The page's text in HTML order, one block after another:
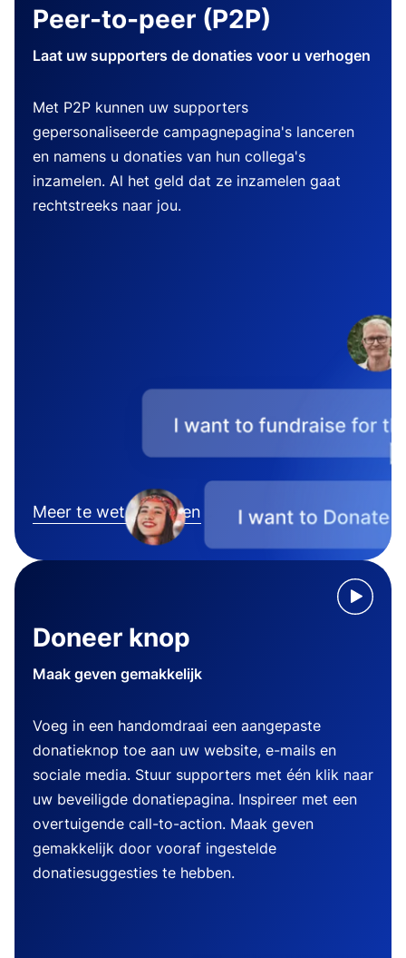
Peer-to-peer (P2P)
Laat uw supporters de donaties voor u verhogen
Met P2P kunnen uw supporters
gepersonaliseerde campagnepagina's lanceren
en namens u donaties van hun collega's
inzamelen. Al het geld dat ze inzamelen gaat
rechtstreeks naar jou.
Meer te weten komen
Doneer knop
Maak geven gemakkelijk
Voeg in een handomdraai een aangepaste
donatieknop toe aan uw website, e-mails en
sociale media. Stuur supporters met één klik naar
uw beveiligde donatiepagina. Inspireer met een
overtuigende call-to-action. Maak geven
gemakkelijk door vooraf ingestelde
donatiesuggesties te hebben.